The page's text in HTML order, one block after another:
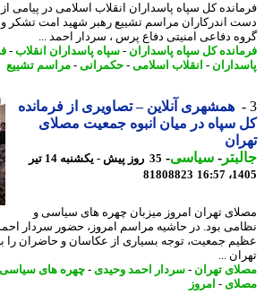
کل سپاه پاسداران انقلاب اسلامی در پیامی از
اندرکاران مراسم تشییع رهبر شهید امت تشکر و
دفاعی امنیتی دفاع پرس ، سردار احمد ...
کل سپاه پاسداران - سپاه پاسداران انقلاب-
- انقلاب اسلامی-حکمرانی- مراسم تشییع
همشهری آنلاین – تصاویری از فرمانده
سپاه در میان انبوه جمعیت مصلای
-سیاسی-
35 روز پیش - یکشنبه 14 تیر
81808823
تهران امروز میزبان چهره های سیاسی و
بود. در حاشیه مراسم امروز، حضور سردار احمد
جمعیت، توجه بسیاری از عکاسان و حاضران را به
...
تهران- سردار احمد وحیدی-چهره های سیاسی-
-امروز